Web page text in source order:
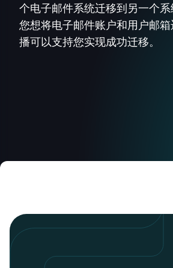
个电子邮件系统迁移到另一个
您想将电子邮件账户和用户邮
播可以支持您实现成功迁移。